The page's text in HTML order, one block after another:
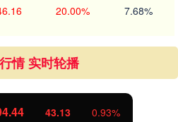
20.00% 7.68%
情 实时轮播
43.13 0.93%